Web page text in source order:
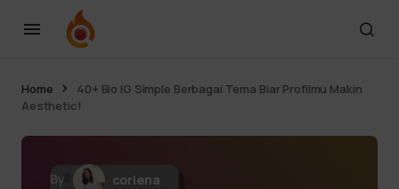
Home
40+ Bio IG Simple Berbagai Tema Biar Profilmu Makin
Aesthetic!
By
coriena